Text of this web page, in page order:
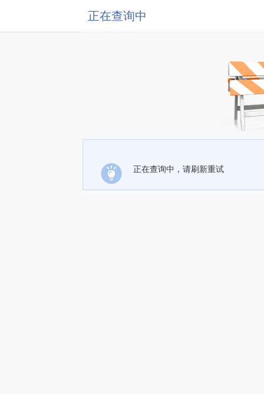
正在查询中
正在查询中，请刷新重试